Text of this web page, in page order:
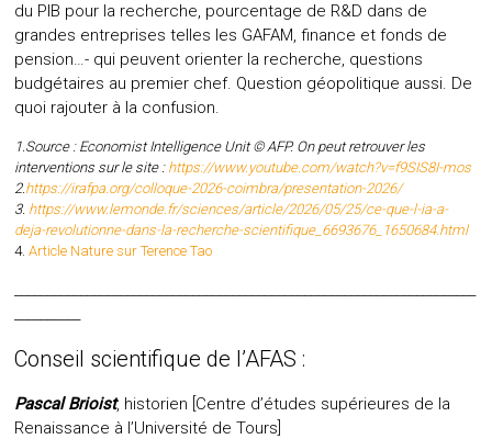
du PIB pour la recherche, pourcentage de R&D dans de
grandes entreprises telles les GAFAM, finance et fonds de
pension…- qui peuvent orienter la recherche, questions
budgétaires au premier chef. Question géopolitique aussi. De
quoi rajouter à la confusion.
1.Source : Economist Intelligence Unit © AFP. On peut retrouver les
interventions sur le site : https://www.youtube.com/watch?v=f9SIS8I-mos
2.https://irafpa.org/colloque-2026-coimbra/presentation-2026/
3. https://www.lemonde.fr/sciences/article/2026/05/25/ce-que-l-ia-a-
deja-revolutionne-dans-la-recherche-scientifique_6693676_1650684.html
4.Article Nature sur Terence Tao
Conseil scientifique de l’AFAS :
Pascal Brioist, historien [Centre d’études supérieures de la
Renaissance à l’Université de Tours]